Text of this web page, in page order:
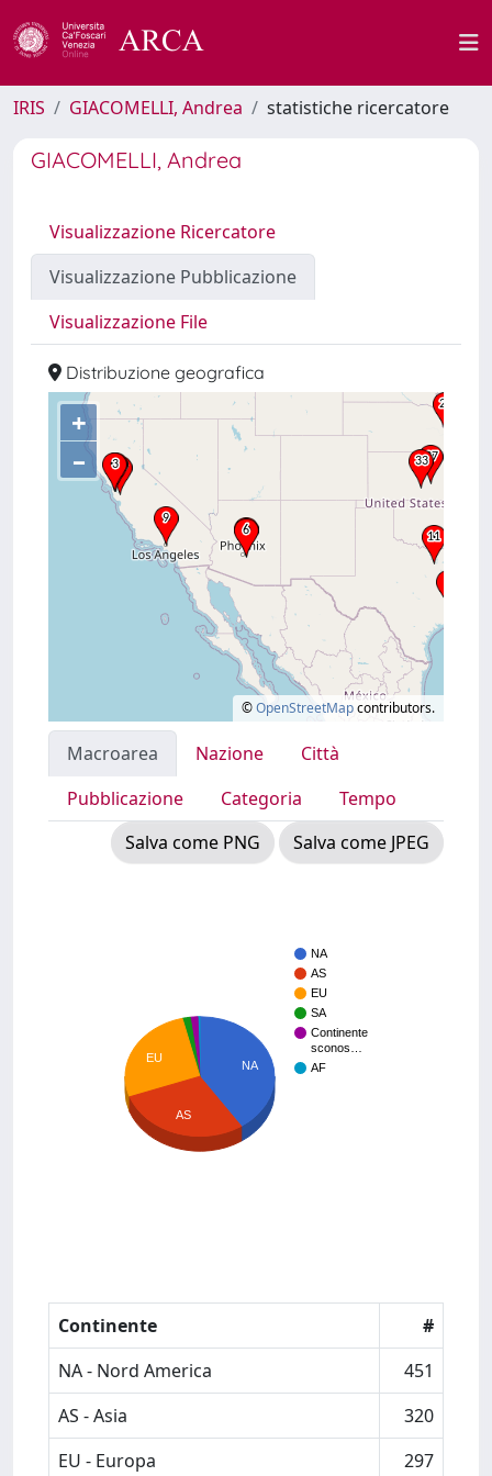
IRIS GIACOMELLI, Andrea statistiche ricercatore
GIACOMELLI, Andrea
Visualizzazione Ricercatore
Visualizzazione Pubblicazione
Visualizzazione File
Distribuzione geografica
+
–
©OpenStreetMapcontributors.
Macroarea Nazione
Città
Pubblicazione
Categoria
Tempo
Salva come PNG
Salva come JPEG
NA
AS
EU
SA
Continente
sconos…
AF
NA
EU
AS
Continente
#
NA - Nord America
451
AS - Asia
320
EU - Europa
297